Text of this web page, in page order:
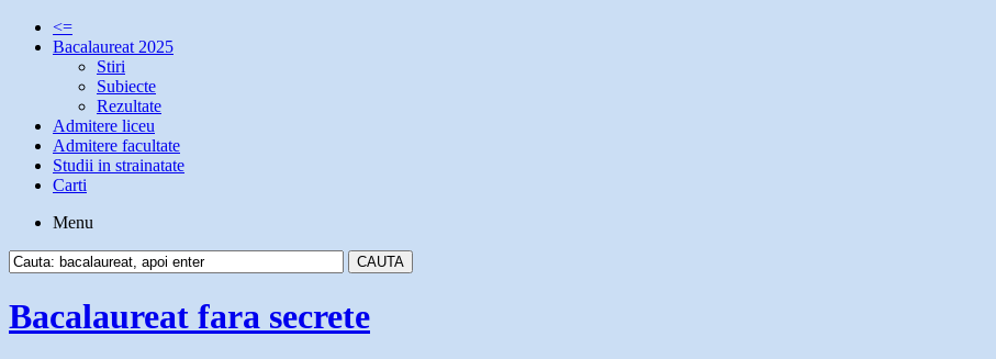
<=
Bacalaureat 2025
Stiri
Subiecte
Rezultate
Admitere liceu
Admitere facultate
Studii in strainatate
Carti
Menu
Bacalaureat fara secrete